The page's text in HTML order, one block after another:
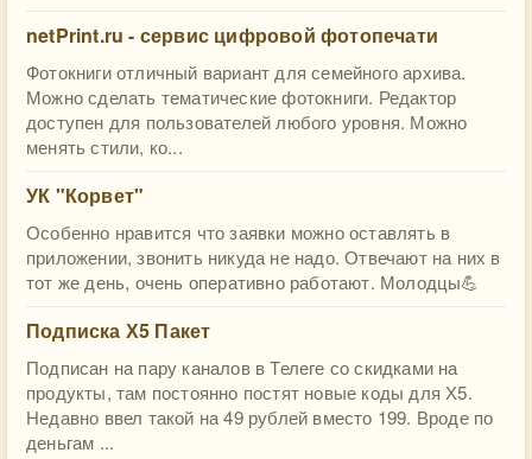
netPrint.ru - сервис цифровой фотопечати
Фотокниги отличный вариант для семейного архива.
Можно сделать тематические фотокниги. Редактор
доступен для пользователей любого уровня. Можно
менять стили, ко...
УК "Корвет"
Особенно нравится что заявки можно оставлять в
приложении, звонить никуда не надо. Отвечают на них в
тот же день, очень оперативно работают. Молодцы💪
Подписка Х5 Пакет
Подписан на пару каналов в Телеге со скидками на
продукты, там постоянно постят новые коды для Х5.
Недавно ввел такой на 49 рублей вместо 199. Вроде по
деньгам ...